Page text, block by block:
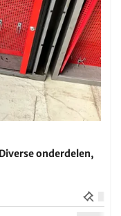
onderdelen,